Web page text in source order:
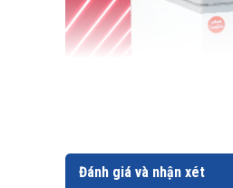
Đánh giá và nhận xét